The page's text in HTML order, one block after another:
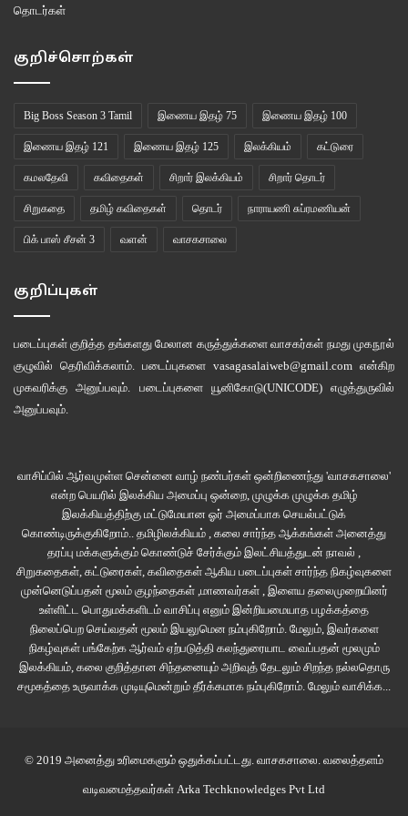
வாரங்களுக்கு நீட்டித்திருக்கிறார் சரவணன். டாஸ்க் நேற்றோடு முடிந்து விட்டது.
இன்றைய எபிசோடில் கன்டென்டை எதிர்பார்க்கலாம். காத்திருப்போம்.
BB Day 18
Big Boss Season 3 Big Boss Season 3 Tamil
Big Boss Tamil Review
தொடர்கள்
குறிச்சொற்கள்
Big Boss Season 3 Tamil இணைய இதழ் 75 இணைய இதழ் 100
இணைய இதழ் 121 இணைய இதழ் 125 இலக்கியம் கட்டுரை
கமலதேவி கவிதைகள் சிறார் இலக்கியம் சிறார் தொடர்
சிறுகதை தமிழ் கவிதைகள் தொடர் நாராயணி சுப்ரமணியன்
பிக் பாஸ் சீசன் 3 வளன் வாசகசாலை
குறிப்புகள்
படைப்புகள் குறித்த தங்களது மேலான கருத்துக்களை வாசகர்கள் நமது முகநூல்
குழுவில் தெரிவிக்கலாம். படைப்புகளை vasagasalaiweb@gmail.com என்கிற
முகவரிக்கு அனுப்பவும். படைப்புகளை யூனிகோடு(UNICODE)எழுத்துருவில்
அனுப்பவும்.
வாசிப்பில் ஆர்வமுள்ள சென்னை வாழ் நண்பர்கள் ஒன்றிணைந்து 'வாசகசாலை'
என்ற பெயரில் இலக்கிய அமைப்பு ஒன்றை, முழுக்க முழுக்க தமிழ்
இலக்கியத்திற்கு மட்டுமேயான ஓர் அமைப்பாக செயல்பட்டுக்
கொண்டிருக்குகிறோம்.. தமிழிலக்கியம் , கலை சார்ந்த ஆக்கங்கள் அனைத்து
தரப்பு மக்களுக்கும் கொண்டுச் சேர்க்கும் இலட்சியத்துடன் நாவல் ,
சிறுகதைகள், கட்டுரைகள், கவிதைகள் ஆகிய படைப்புகள் சார்ந்த நிகழ்வுகளை
முன்னெடுப்பதன் மூலம் குழந்தைகள் ,மாணவர்கள் , இளைய தலைமுறையினர்
உள்ளிட்ட பொதுமக்களிடம் வாசிப்பு எனும் இன்றியமையாத பழக்கத்தை
நிலைப்பெற செய்வதன் மூலம் இயலுமென நம்புகிறோம். மேலும், இவர்களை
நிகழ்வுகள் பங்கேற்க ஆர்வம் ஏற்படுத்தி கலந்துரையாட வைப்பதன் மூலமும்
இலக்கியம், கலை குறித்தான சிந்தனையும் அறிவுத் தேடலும் சிறந்த நல்லதொரு
சமூகத்தை உருவாக்க முடியுமென்றும் தீர்க்கமாக நம்புகிறோம். மேலும் வாசிக்க...
© 2019 அனைத்து உரிமைகளும் ஒதுக்கப்பட்டது. வாசகசாலை. வலைத்தளம்
வடிவமைத்தவர்கள் Arka Techknowledges Pvt Ltd